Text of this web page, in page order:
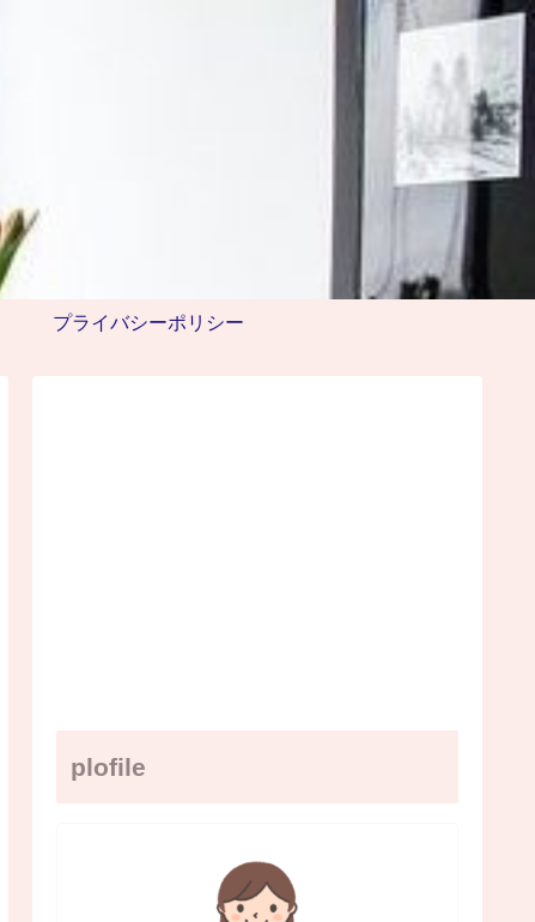
プライバシーポリシー
plofile